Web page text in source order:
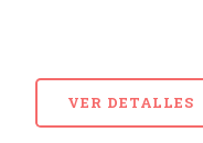
VER DETALLES